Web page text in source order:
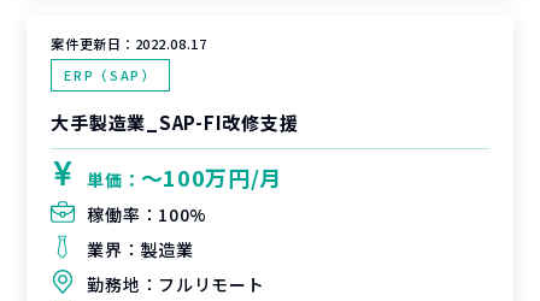
案件更新日： 2022.08.17
ERP（SAP）
大手製造業_SAP-FI改修支援
単価： 〜100万円/月
稼働率： 100%
業界： 製造業
勤務地： フルリモート